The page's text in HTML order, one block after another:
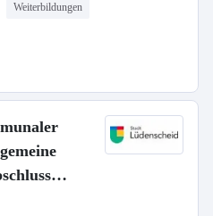
Weiterbildungen